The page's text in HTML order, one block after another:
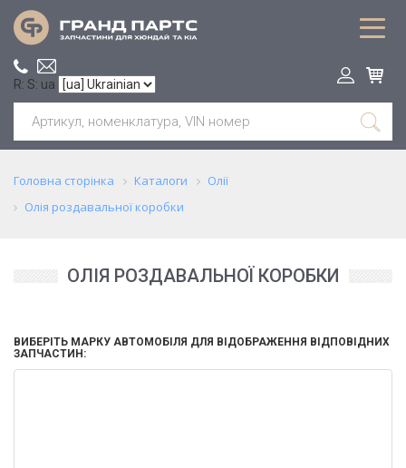
R: S: ua
Головна сторінка Каталоги
Олії
Олія роздавальної коробки
ОЛІЯ РОЗДАВАЛЬНОЇ КОРОБКИ
ВИБЕРІТЬ МАРКУ АВТОМОБІЛЯ ДЛЯ ВІДОБРАЖЕННЯ ВІДПОВІДНИХ
ЗАПЧАСТИН: